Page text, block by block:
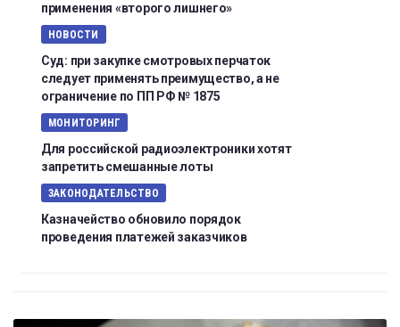
применения «второго лишнего»
НОВОСТИ
Суд: при закупке смотровых перчаток
следует применять преимущество, а не
ограничение по ПП РФ № 1875
МОНИТОРИНГ
Для российской радиоэлектроники хотят
запретить смешанные лоты
ЗАКОНОДАТЕЛЬСТВО
Казначейство обновило порядок
проведения платежей заказчиков